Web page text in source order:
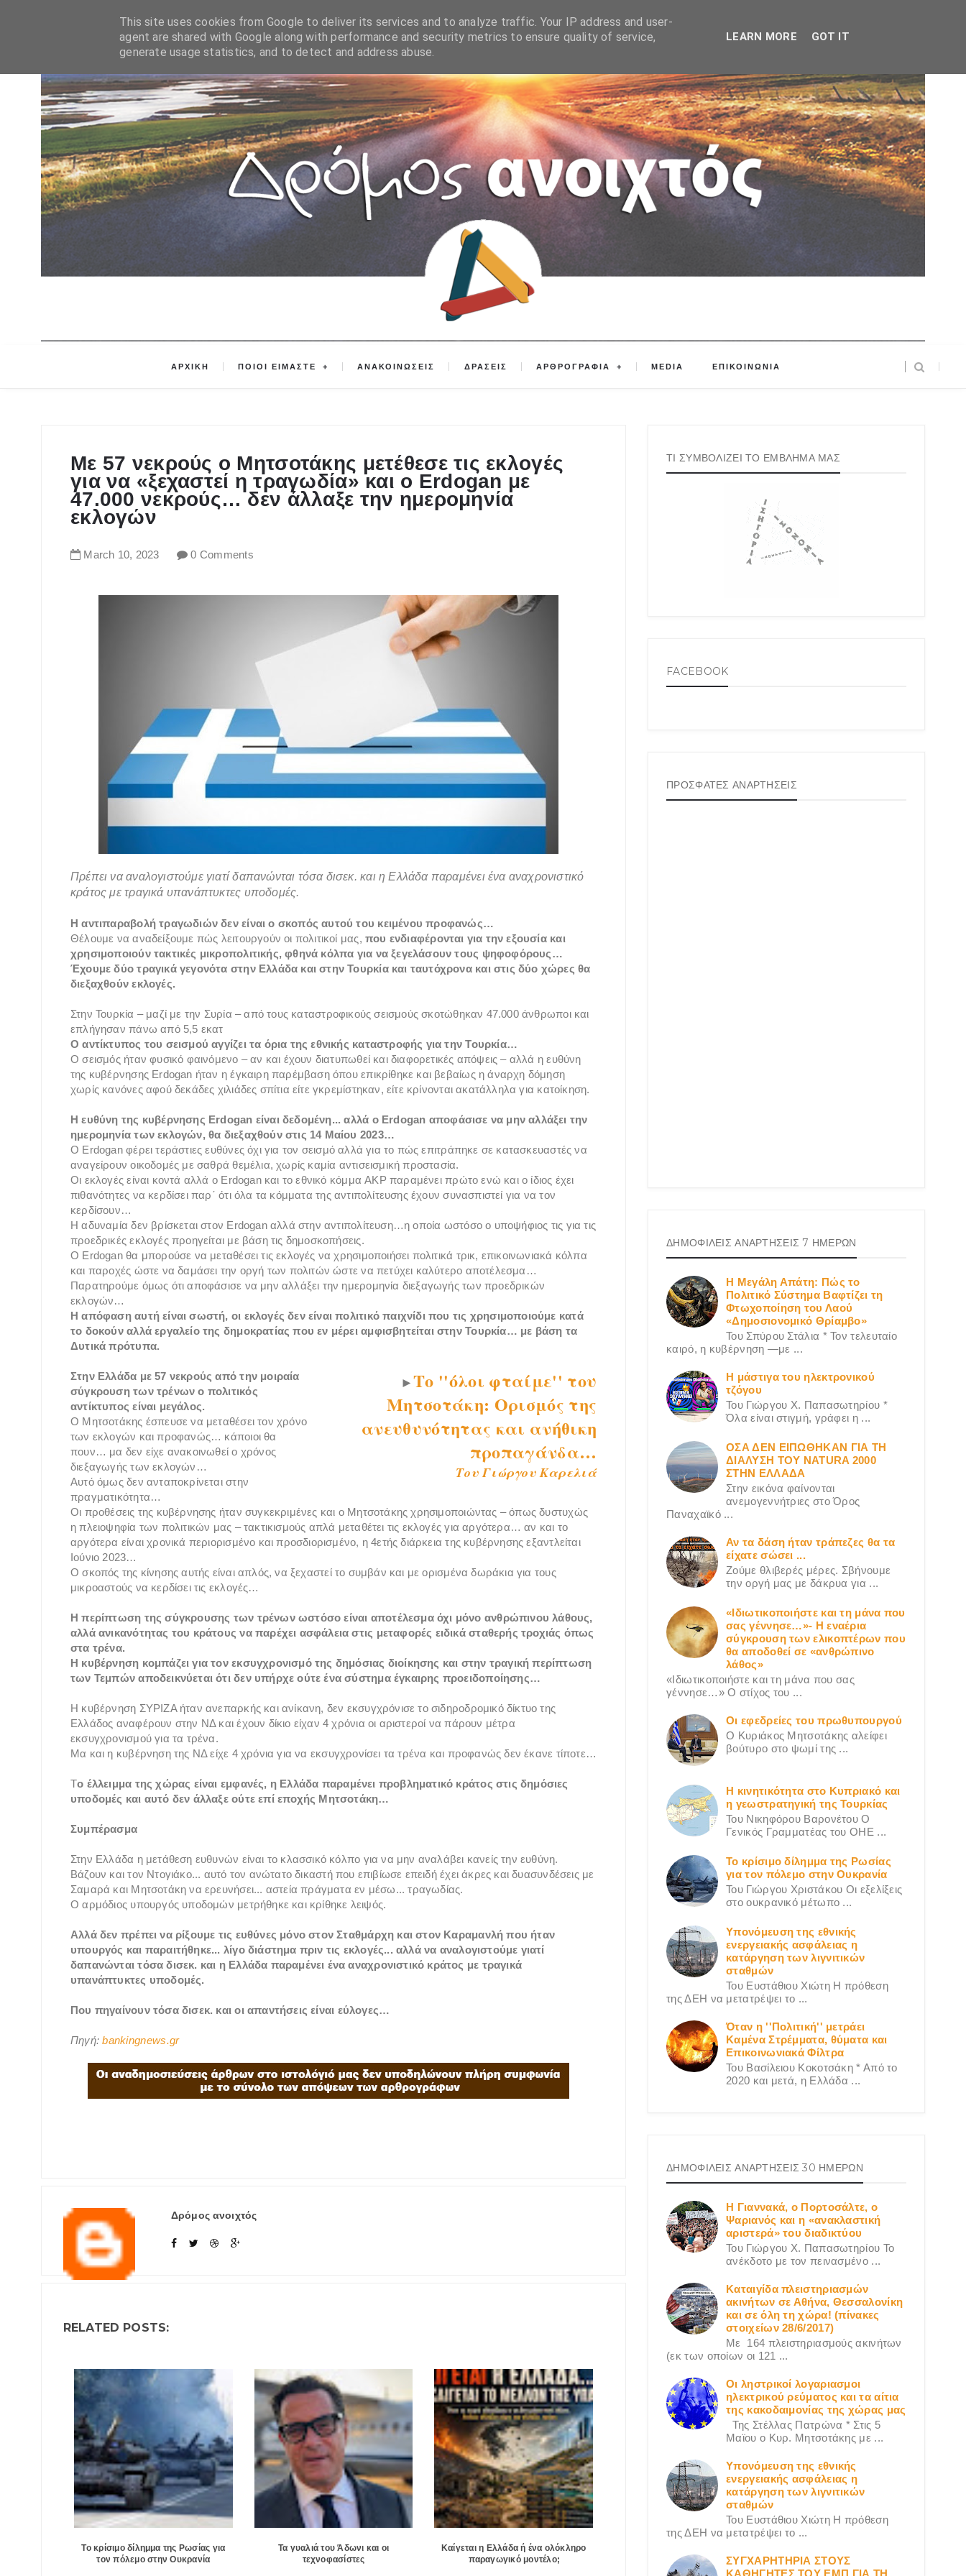
ΑΡΧΙΚΗ ΠΟΙΟΙ ΕΙΜΑΣΤΕ ΑΝΑΚΟΙΝΩΣΕΙΣ ΔΡΑΣΕΙΣ ΑΡΘΡΟΓΡΑΦΙΑ MEDIA ΕΠΙΚΟΙΝΩΝΙΑ
Με 57 νεκρούς ο Μητσοτάκης μετέθεσε τις εκλογές
για να «ξεχαστεί η τραγωδία» και ο Erdogan με
47.000 νεκρούς… δεν άλλαξε την ημερομηνία
εκλογών
March 10, 2023 0 Comments
Πρέπει να αναλογιστούμε γιατί δαπανώνται τόσα δισεκ. και η Ελλάδα παραμένει ένα αναχρονιστικό
κράτος με τραγικά υπανάπτυκτες υποδομές.
Η αντιπαραβολή τραγωδιών δεν είναι ο σκοπός αυτού του κειμένου προφανώς…
Θέλουμε να αναδείξουμε πώς λειτουργούν οι πολιτικοί μας, που ενδιαφέρονται για την εξουσία και
χρησιμοποιούν τακτικές μικροπολιτικής, φθηνά κόλπα για να ξεγελάσουν τους ψηφοφόρους…
Έχουμε δύο τραγικά γεγονότα στην Ελλάδα και στην Τουρκία και ταυτόχρονα και στις δύο χώρες θα
διεξαχθούν εκλογές.
Στην Τουρκία – μαζί με την Συρία – από τους καταστροφικούς σεισμούς σκοτώθηκαν 47.000 άνθρωποι και
επλήγησαν πάνω από 5,5 εκατ
Ο αντίκτυπος του σεισμού αγγίζει τα όρια της εθνικής καταστροφής για την Τουρκία…
Ο σεισμός ήταν φυσικό φαινόμενο – αν και έχουν διατυπωθεί και διαφορετικές απόψεις – αλλά η ευθύνη
της κυβέρνησης Erdogan ήταν η έγκαιρη παρέμβαση όπου επικρίθηκε και βεβαίως η άναρχη δόμηση
χωρίς κανόνες αφού δεκάδες χιλιάδες σπίτια είτε γκρεμίστηκαν, είτε κρίνονται ακατάλληλα για κατοίκηση.
Η ευθύνη της κυβέρνησης Erdogan είναι δεδομένη... αλλά ο Erdogan αποφάσισε να μην αλλάξει την
ημερομηνία των εκλογών, θα διεξαχθούν στις 14 Μαίου 2023…
Ο Erdogan φέρει τεράστιες ευθύνες όχι για τον σεισμό αλλά για το πώς επιτράπηκε σε κατασκευαστές να
αναγείρουν οικοδομές με σαθρά θεμέλια, χωρίς καμία αντισεισμική προστασία.
Οι εκλογές είναι κοντά αλλά ο Erdogan και το εθνικό κόμμα AKP παραμένει πρώτο ενώ και ο ίδιος έχει
πιθανότητες να κερδίσει παρ΄ ότι όλα τα κόμματα της αντιπολίτευσης έχουν συνασπιστεί για να τον
κερδίσουν…
Η αδυναμία δεν βρίσκεται στον Erdogan αλλά στην αντιπολίτευση…η οποία ωστόσο ο υποψήφιος τις για τις
προεδρικές εκλογές προηγείται με βάση τις δημοσκοπήσεις.
Ο Erdogan θα μπορούσε να μεταθέσει τις εκλογές να χρησιμοποιήσει πολιτικά τρικ, επικοινωνιακά κόλπα
και παροχές ώστε να δαμάσει την οργή των πολιτών ώστε να πετύχει καλύτερο αποτέλεσμα…
Παρατηρούμε όμως ότι αποφάσισε να μην αλλάξει την ημερομηνία διεξαγωγής των προεδρικών
εκλογών…
Η απόφαση αυτή είναι σωστή, οι εκλογές δεν είναι πολιτικό παιχνίδι που τις χρησιμοποιούμε κατά
το δοκούν αλλά εργαλείο της δημοκρατίας που εν μέρει αμφισβητείται στην Τουρκία… με βάση τα
Δυτικά πρότυπα.
►Το ''όλοι φταίμε'' του
Μητσοτάκη: Ορισμός της
ανευθυνότητας και ανήθικη
προπαγάνδα…
Του Γιώργου Καρελιά
Στην Ελλάδα με 57 νεκρούς από την μοιραία
σύγκρουση των τρένων ο πολιτικός
αντίκτυπος είναι μεγάλος.
Ο Μητσοτάκης έσπευσε να μεταθέσει τον χρόνο
των εκλογών και προφανώς… κάποιοι θα
πουν… μα δεν είχε ανακοινωθεί ο χρόνος
διεξαγωγής των εκλογών…
Αυτό όμως δεν ανταποκρίνεται στην
πραγματικότητα…
Οι προθέσεις της κυβέρνησης ήταν συγκεκριμένες και ο Μητσοτάκης χρησιμοποιώντας – όπως δυστυχώς
η πλειοψηφία των πολιτικών μας – τακτικισμούς απλά μεταθέτει τις εκλογές για αργότερα… αν και το
αργότερα είναι χρονικά περιορισμένο και προσδιορισμένο, η 4ετής διάρκεια της κυβέρνησης εξαντλείται
Ιούνιο 2023…
Ο σκοπός της κίνησης αυτής είναι απλός, να ξεχαστεί το συμβάν και με ορισμένα δωράκια για τους
μικροαστούς να κερδίσει τις εκλογές…
Η περίπτωση της σύγκρουσης των τρένων ωστόσο είναι αποτέλεσμα όχι μόνο ανθρώπινου λάθους,
αλλά ανικανότητας του κράτους να παρέχει ασφάλεια στις μεταφορές ειδικά σταθερής τροχιάς όπως
στα τρένα.
Η κυβέρνηση κομπάζει για τον εκσυγχρονισμό της δημόσιας διοίκησης και στην τραγική περίπτωση
των Τεμπών αποδεικνύεται ότι δεν υπήρχε ούτε ένα σύστημα έγκαιρης προειδοποίησης…
Η κυβέρνηση ΣΥΡΙΖΑ ήταν ανεπαρκής και ανίκανη, δεν εκσυγχρόνισε το σιδηροδρομικό δίκτυο της
Ελλάδος αναφέρουν στην ΝΔ και έχουν δίκιο είχαν 4 χρόνια οι αριστεροί να πάρουν μέτρα
εκσυγχρονισμού για τα τρένα.
Μα και η κυβέρνηση της ΝΔ είχε 4 χρόνια για να εκσυγχρονίσει τα τρένα και προφανώς δεν έκανε τίποτε…
Το έλλειμμα της χώρας είναι εμφανές, η Ελλάδα παραμένει προβληματικό κράτος στις δημόσιες
υποδομές και αυτό δεν άλλαξε ούτε επί εποχής Μητσοτάκη…
Συμπέρασμα
Στην Ελλάδα η μετάθεση ευθυνών είναι το κλασσικό κόλπο για να μην αναλάβει κανείς την ευθύνη.
Βάζουν και τον Ντογιάκο... αυτό τον ανώτατο δικαστή που επιβίωσε επειδή έχει άκρες και δυασυνδέσεις με
Σαμαρά και Μητσοτάκη να ερευνήσει... αστεία πράγματα εν μέσω... τραγωδίας.
Ο αρμόδιος υπουργός υποδομών μετρήθηκε και κρίθηκε λειψός.
Αλλά δεν πρέπει να ρίξουμε τις ευθύνες μόνο στον Σταθμάρχη και στον Καραμανλή που ήταν
υπουργός και παραιτήθηκε... λίγο διάστημα πριν τις εκλογές... αλλά να αναλογιστούμε γιατί
δαπανώνται τόσα δισεκ. και η Ελλάδα παραμένει ένα αναχρονιστικό κράτος με τραγικά
υπανάπτυκτες υποδομές.
Που πηγαίνουν τόσα δισεκ. και οι απαντήσεις είναι εύλογες…
Πηγή:bankingnews.gr
Δρόμος ανοιχτός
RELATED POSTS:
Το κρίσιμο δίλημμα της Ρωσίας για
τον πόλεμο στην Ουκρανία
Τα γυαλιά του Άδωνι και οι
τεχνοφασίστες
Καίγεται η Ελλάδα ή ένα ολόκληρο
παραγωγικό μοντέλο;
ΤΙ ΣΥΜΒΟΛΙΖΕΙ ΤΟ ΕΜΒΛΗΜΑ ΜΑΣ
FACEBOOK
ΠΡΟΣΦΑΤΕΣ ΑΝΑΡΤΗΣΕΙΣ
ΔΗΜΟΦΙΛΕΙΣ ΑΝΑΡΤΗΣΕΙΣ 7 ΗΜΕΡΩΝ
Η Μεγάλη Απάτη: Πώς το
Πολιτικό Σύστημα Βαφτίζει τη
Φτωχοποίηση του Λαού
«Δημοσιονομικό Θρίαμβο»
Του Σπύρου Στάλια * Τον τελευταίο
καιρό, η κυβέρνηση —με ...
Η μάστιγα του ηλεκτρονικού
τζόγου
Του Γιώργου X. Παπασωτηρίου *
Όλα είναι στιγμή, γράφει η ...
ΟΣΑ ΔΕN ΕΙΠΩΘΗΚΑΝ ΓΙΑ ΤΗ
ΔΙΑΛΥΣΗ ΤΟΥ NATURA 2000
ΣΤΗΝ ΕΛΛΑΔΑ
Στην εικόνα φαίνονται
ανεμογεννήτριες στο Όρος
Παναχαϊκό ...
Αν τα δάση ήταν τράπεζες θα τα
είχατε σώσει ...
Ζούμε θλιβερές μέρες. Σβήνουμε
την οργή μας με δάκρυα για ...
«Ιδιωτικοποιήστε και τη μάνα που
σας γέννησε…»- Η εναέρια
σύγκρουση των ελικοπτέρων που
θα αποδοθεί σε «ανθρώπινο
λάθος»
«Ιδιωτικοποιήστε και τη μάνα που σας
γέννησε…» Ο στίχος του ...
Οι εφεδρείες του πρωθυπουργού
Ο Κυριάκος Μητσοτάκης αλείφει
βούτυρο στο ψωμί της ...
Η κινητικότητα στο Κυπριακό και
η γεωστρατηγική της Τουρκίας
Του Νικηφόρου Βαρονέτου Ο
Γενικός Γραμματέας του ΟΗΕ ...
Το κρίσιμο δίλημμα της Ρωσίας
για τον πόλεμο στην Ουκρανία
Του Γιώργου Χριστάκου Οι εξελίξεις
στο ουκρανικό μέτωπο ...
Υπονόμευση της εθνικής
ενεργειακής ασφάλειας η
κατάργηση των λιγνιτικών
σταθμών
Του Ευστάθιου Χιώτη Η πρόθεση
της ΔΕΗ να μετατρέψει το ...
Όταν η ''Πολιτική'' μετράει
Καμένα Στρέμματα, θύματα και
Επικοινωνιακά Φίλτρα
Του Βασίλειου Κοκοτσάκη * Από το
2020 και μετά, η Ελλάδα ...
ΔΗΜΟΦΙΛΕΙΣ ΑΝΑΡΤΗΣΕΙΣ 30 ΗΜΕΡΩΝ
Η Γιαννακά, ο Πορτοσάλτε, ο
Ψαριανός και η «ανακλαστική
αριστερά» του διαδικτύου
Του Γιώργου X. Παπασωτηρίου Το
ανέκδοτο με τον πεινασμένο ...
Καταιγίδα πλειστηριασμών
ακινήτων σε Αθήνα, Θεσσαλονίκη
και σε όλη τη χώρα! (πίνακες
στοιχείων 28/6/2017)
Με 164 πλειστηριασμούς ακινήτων
(εκ των οποίων οι 121 ...
Οι ληστρικοί λογαριασμοι
ηλεκτρικού ρεύματος και τα αίτια
της κακοδαιμονίας της χώρας μας
Της Στέλλας Πατρώνα * Στις 5
Μαϊου ο Κυρ. Μητσοτάκης με ...
Υπονόμευση της εθνικής
ενεργειακής ασφάλειας η
κατάργηση των λιγνιτικών
σταθμών
Του Ευστάθιου Χιώτη Η πρόθεση
της ΔΕΗ να μετατρέψει το ...
ΣΥΓΧΑΡΗΤΗΡΙΑ ΣΤΟΥΣ
ΚΑΘΗΓΗΤΕΣ ΤΟΥ ΕΜΠ ΓΙΑ ΤΗ
This site uses cookies from Google to deliver its services and to analyze traffic. Your IP address and user-
agent are shared with Google along with performance and security metrics to ensure quality of service,
generate usage statistics, and to detect and address abuse.
LEARN MORE GOT IT